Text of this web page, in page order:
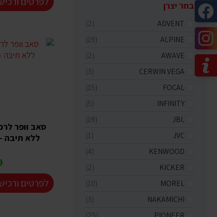
בחר יצרן
ADVENT
(2)
ALPINE
(19)
AWAVE
(2)
CERWIN VEGA
(3)
FOCAL
(15)
INFINITY
(5)
JBL
(19)
JVC
(1)
KENWOOD
(4)
KICKER
(2)
MOREL
(10)
NAKAMICHI
(3)
ללא תיבה - 8 אינטש - 800W
לפרטים